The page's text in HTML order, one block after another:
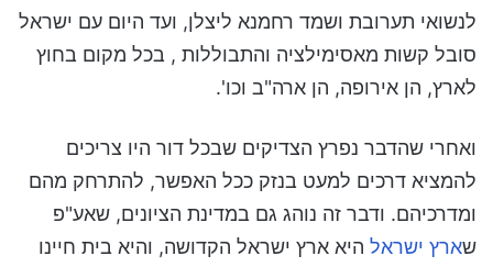
לנשואי תערובת ושמד רחמנא ליצלן, ועד היום עם ישראל
סובל קשות מאסימילציה והתבוללות , בכל מקום בחוץ
לארץ, הן אירופה, הן ארה"ב וכו'.
ואחרי שהדבר נפרץ הצדיקים שבכל דור היו צריכים
להמציא דרכים למעט בנזק ככל האפשר, להתרחק מהם
ומדרכיהם. ודבר זה נוהג גם במדינת הציונים, שאע"פ
שארץ ישראל היא ארץ ישראל הקדושה, והיא בית חיינו